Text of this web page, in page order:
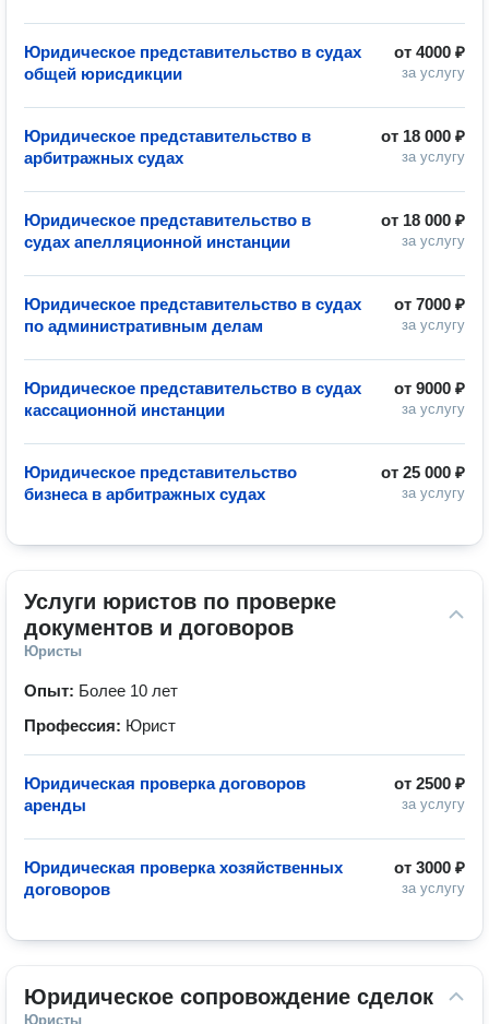
от 4000 ₽
за услугу
Юридическое представительство в судах
общей юрисдикции
от 18 000 ₽
за услугу
Юридическое представительство в
арбитражных судах
от 18 000 ₽
за услугу
Юридическое представительство в
судах апелляционной инстанции
от 7000 ₽
за услугу
Юридическое представительство в судах
по административным делам
от 9000 ₽
за услугу
Юридическое представительство в судах
кассационной инстанции
от 25 000 ₽
за услугу
Юридическое представительство
бизнеса в арбитражных судах
Услуги юристов по проверке
документов и договоров
Юристы
Опыт: Более 10 лет
Профессия: Юрист
от 2500 ₽
за услугу
Юридическая проверка договоров
аренды
от 3000 ₽
за услугу
Юридическая проверка хозяйственных
договоров
Юридическое сопровождение сделок
Юристы